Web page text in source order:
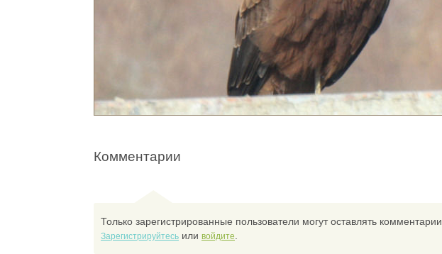
Комментарии
Только зарегистрированные пользователи могут оставлять комментарии.
Зарегистрируйтесь или войдите